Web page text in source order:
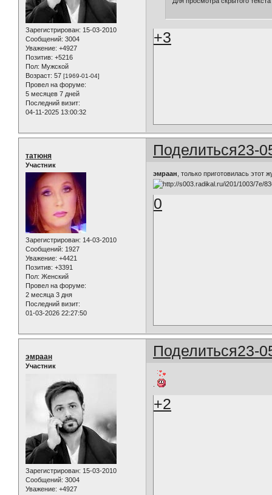
Зарегистрирован: 15-03-2010
Сообщений: 3004
Уважение: +4927
Позитив: +5216
Пол: Мужской
Возраст: 57 [1969-01-04]
Провел на форуме:
5 месяцев 7 дней
Последний визит:
04-11-2025 13:00:32
+3
Поделиться23-
татюня
Участник
Зарегистрирован: 14-03-2010
Сообщений: 1927
Уважение: +4421
Позитив: +3391
Пол: Женский
Провел на форуме:
2 месяца 3 дня
Последний визит:
01-03-2026 22:27:50
эмраан , только приготовилась
0
Поделиться23-
эмраан
Участник
Зарегистрирован: 15-03-2010
Сообщений: 3004
Уважение: +4927
+2